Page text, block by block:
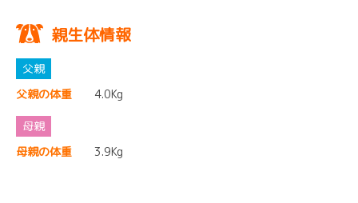
親生体情報
父親の体重 4.0Kg
母親の体重 3.9Kg